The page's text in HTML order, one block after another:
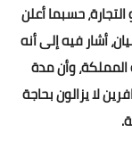
حسبما أعلن
أشار فيه إلى أنه
وأن مدة
لا يزالون بحاجة